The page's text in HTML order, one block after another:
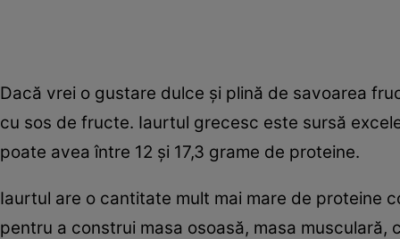
Dacă vrei o gustare dulce şi plină de savoarea
cu sos de fructe. Iaurtul grecesc este sursă
poate avea între 12 şi 17,3 grame de proteine.
Iaurtul are o cantitate mult mai mare de proteine
pentru a construi masa osoasă, masa